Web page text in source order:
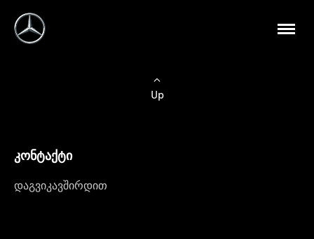
Up
კონტაქტი
დაგვიკავშირდით